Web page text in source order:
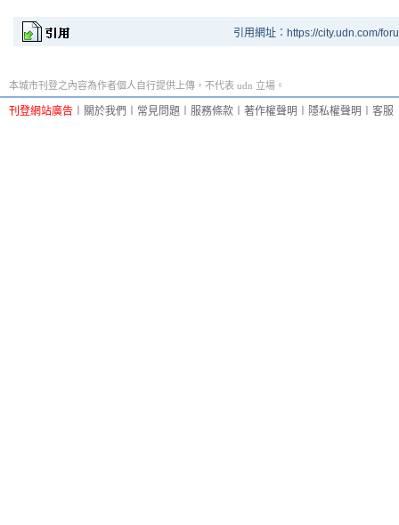
引用網址：https://city.udn.com/
本城市刊登之內容為作者個人自行提供上傳，不代表 udn 立場。
刊登網站廣告 關於我們 常見問題 服務條款 著作權聲明 隱私權聲明 客服